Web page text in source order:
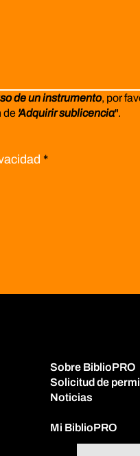
de un instrumento, por
de 'Adquirir sublicencia".
*
Sobre BiblioPRO
Solicitud de
Noticias
Mi BiblioPRO